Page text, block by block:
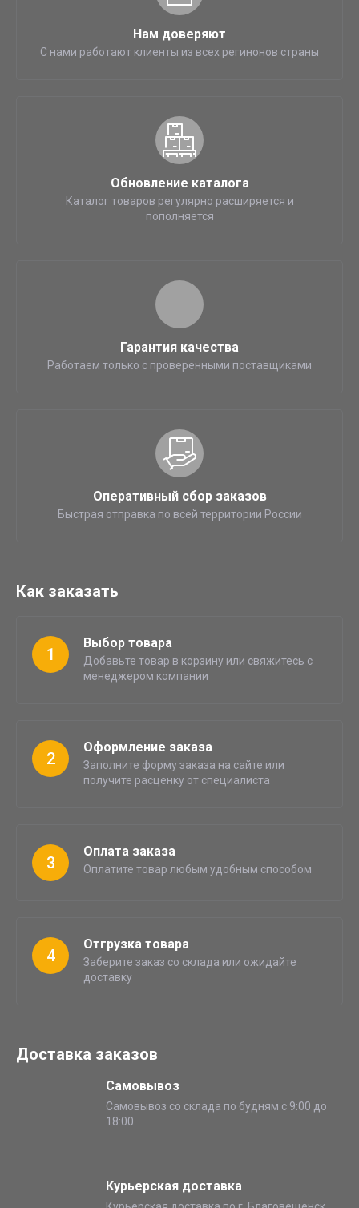
Нам доверяют
С нами работают клиенты из всех регинонов страны
Обновление каталога
Каталог товаров регулярно расширяется и
пополняется
Гарантия качества
Работаем только с проверенными поставщиками
Оперативный сбор заказов
Быстрая отправка по всей территории России
Как заказать
1
Выбор товара
Добавьте товар в корзину или свяжитесь с
менеджером компании
2
Оформление заказа
Заполните форму заказа на сайте или
получите расценку от специалиста
3
Оплата заказа
Оплатите товар любым удобным способом
4
Отгрузка товара
Заберите заказ со склада или ожидайте
доставку
Доставка заказов
Самовывоз
Самовывоз со склада по будням с 9:00 до
18:00
Курьерская доставка